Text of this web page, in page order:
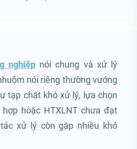
nghiệp nói chung và xử lý
nói riêng thường vướng
tạp chất khó xử lý, lựa chọn
hoặc HTXLNT chưa đạt
xử lý còn gặp nhiều khó